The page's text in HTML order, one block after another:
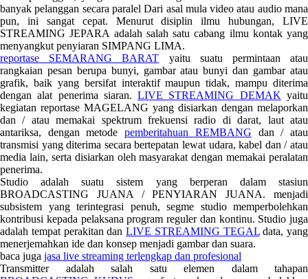
banyak pelanggan secara paralel Dari asal mula video atau audio mana
pun, ini sangat cepat. Menurut disiplin ilmu hubungan, LIVE
STREAMING JEPARA adalah salah satu cabang ilmu kontak yang
menyangkut penyiaran SIMPANG LIMA.
reportase SEMARANG BARAT yaitu suatu permintaan atau
rangkaian pesan berupa bunyi, gambar atau bunyi dan gambar atau
grafik, baik yang bersifat interaktif maupun tidak, mampu diterima
dengan alat penerima siaran.LIVE STREAMING DEMAK yaitu
kegiatan reportase MAGELANG yang disiarkan dengan melaporkan
dan / atau memakai spektrum frekuensi radio di darat, laut atau
antariksa, dengan metodepemberitahuan REMBANG dan / atau
transmisi yang diterima secara bertepatan lewat udara, kabel dan / atau
media lain, serta disiarkan oleh masyarakat dengan memakai peralatan
penerima.
Studio adalah suatu sistem yang berperan dalam stasiun
BROADCASTING JUANA / PENYIARAN JUANA. menjadi
subsistem yang terintegrasi penuh, segme studio memperbolehkan
kontribusi kepada pelaksana program reguler dan kontinu. Studio juga
adalah tempat perakitan dan LIVE STREAMING TEGALdata, yang
menerjemahkan ide dan konsep menjadi gambar dan suara.
baca juga jasa live streaming terlengkap dan profesional
Transmitter adalah salah satu elemen dalam tahapan